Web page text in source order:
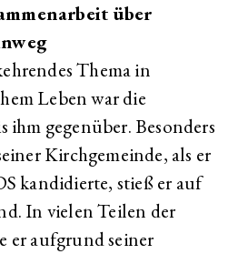
über
Thema in
Leben war die
ihm gegenüber. Besonders
Kirchgemeinde, als er
kandidierte, stieß er auf
In vielen Teilen der
er aufgrund seiner